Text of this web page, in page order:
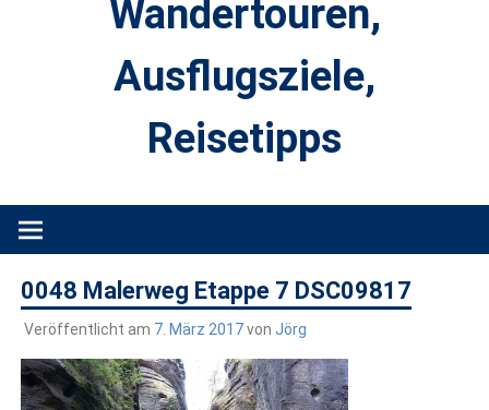
Wandertouren,
Ausflugsziele,
Reisetipps
Produkttests und Buchrezensionen. Ein Blog für alle, die gern
0048 Malerweg Etappe 7 DSC09817
Veröffentlicht am 7. März 2017von Jörg